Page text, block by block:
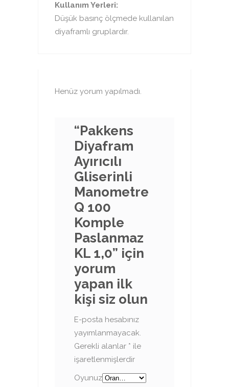
Kullanım Yerleri:
Düşük basınç ölçmede kullanılan
diyaframlı gruplardır.
Henüz yorum yapılmadı.
“Pakkens
Diyafram
Ayırıcılı
Gliserinli
Manometre
Q 100
Komple
Paslanmaz
KL 1,0” için
yorum
yapan ilk
kişi siz olun
E-posta hesabınız
yayımlanmayacak.
Gerekli alanlar * ile
işaretlenmişlerdir
Oyunuz